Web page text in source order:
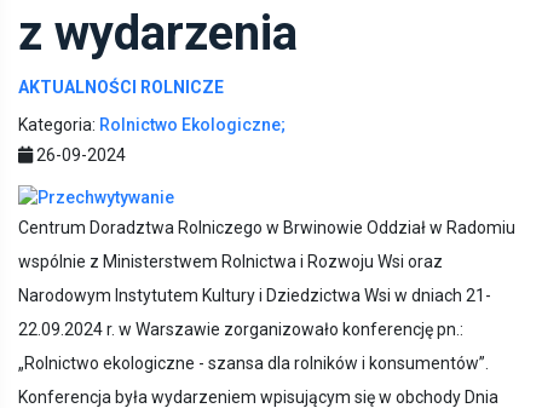
z wydarzenia
AKTUALNOŚCI ROLNICZE
Kategoria: Rolnictwo Ekologiczne;
26-09-2024
Centrum Doradztwa Rolniczego w Brwinowie Oddział w Radomiu
wspólnie z Ministerstwem Rolnictwa i Rozwoju Wsi oraz
Narodowym Instytutem Kultury i Dziedzictwa Wsi w dniach 21-
22.09.2024 r. w Warszawie zorganizowało konferencję pn.:
„Rolnictwo ekologiczne - szansa dla rolników i konsumentów”.
Konferencja była wydarzeniem wpisującym się w obchody Dnia